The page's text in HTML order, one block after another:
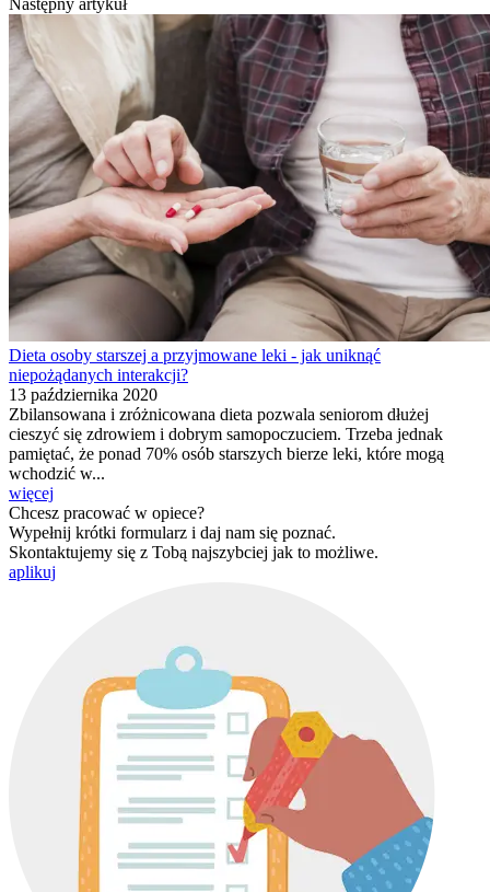
Dieta osoby starszej a przyjmowane leki - jak uniknąć
niepożądanych interakcji?
13 października 2020
Zbilansowana i zróżnicowana dieta pozwala seniorom dłużej
cieszyć się zdrowiem i dobrym samopoczuciem. Trzeba jednak
pamiętać, że ponad 70% osób starszych bierze leki, które mogą
wchodzić w...
więcej
Chcesz pracować w opiece?
Wypełnij krótki formularz i daj nam się poznać.
Skontaktujemy się z Tobą najszybciej jak to możliwe.
aplikuj